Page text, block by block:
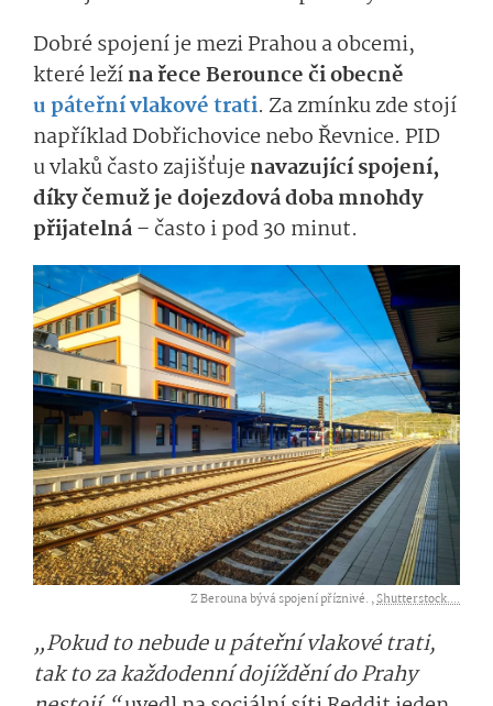
Dobré spojení je mezi Prahou a obcemi,
které ležína řece Berounce či obecně
u páteřní vlakové trati. Za zmínku zde stojí
například Dobřichovice nebo Řevnice. PID
u vlaků často zajišťujenavazující spojení,
díky čemuž je dojezdová doba mnohdy
přijatelná– často i pod 30 minut.
Z Berouna bývá spojení příznivé. ,Shutterstock....
„Pokud to nebude u páteřní vlakové trati,
tak to za každodenní dojíždění do Prahy